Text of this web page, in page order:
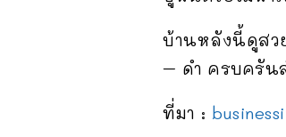
บ้านหลังนี้ดูสว
– ดำ ครบครัน
ที่มา :